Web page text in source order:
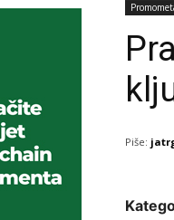
Piše: